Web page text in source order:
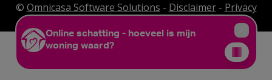
© Omnicasa Software Solutions - Disclaimer- Privacy